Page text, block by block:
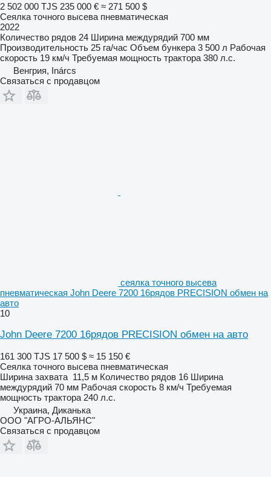
2 502 000 TJS 235 000 € ≈ 271 500 $
Сеялка точного высева пневматическая
2022
Количество рядов 24 Ширина междурядий 700 мм
Производительность 25 га/час Объем бункера 3 500 л Рабочая
скорость 19 км/ч Требуемая мощность трактора 380 л.с.
Венгрия, Inárcs
Связаться с продавцом
сеялка точного высева
пневматическая John Deere 7200 16рядов PRECISION обмен на
авто
10
John Deere 7200 16рядов PRECISION обмен на авто
161 300 TJS 17 500 $ ≈ 15 150 €
Сеялка точного высева пневматическая
Ширина захвата 11,5 м Количество рядов 16 Ширина
междурядий 70 мм Рабочая скорость 8 км/ч Требуемая
мощность трактора 240 л.с.
Украина, Диканька
ООО "АГРО-АЛЬЯНС"
Связаться с продавцом